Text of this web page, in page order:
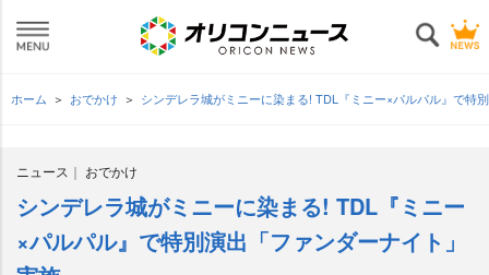
ホーム おでかけ シンデレラ城がミニーに染まる! TDL『ミニー×パルパル』で特
ニュース おでかけ
シンデレラ城がミニーに染まる! TDL『ミニー
×パルパル』で特別演出「ファンダーナイト」